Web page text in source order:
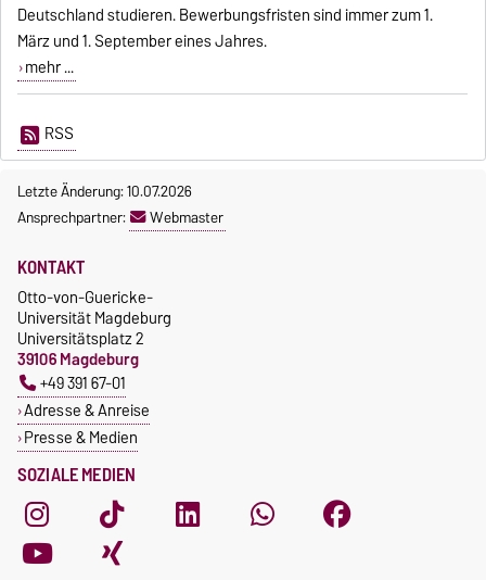
Deutschland studieren. Bewerbungsfristen sind immer zum 1.
März und 1. September eines Jahres.
mehr ...
RSS
Letzte Änderung: 10.07.2026
Ansprechpartner:
Webmaster
SOZIALE MEDIEN
KONTAKT
Otto-von-Guericke-
Universität Magdeburg
Universitätsplatz 2
39106 Magdeburg
+49 391 67-01
Adresse & Anreise
Presse & Medien